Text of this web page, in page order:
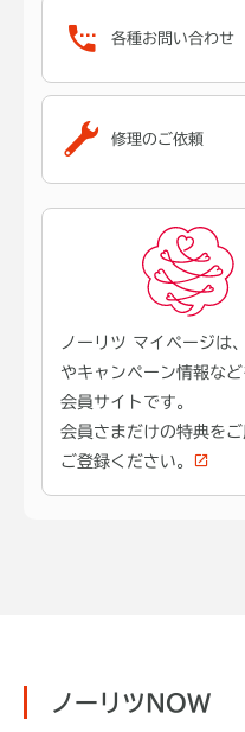
各種お問い合わせ
修理のご依頼
ノーリツ マイページは
やキャンペーン情報な
会員サイトです。
会員さまだけの特典を
ご登録ください。
ノーリツNOW